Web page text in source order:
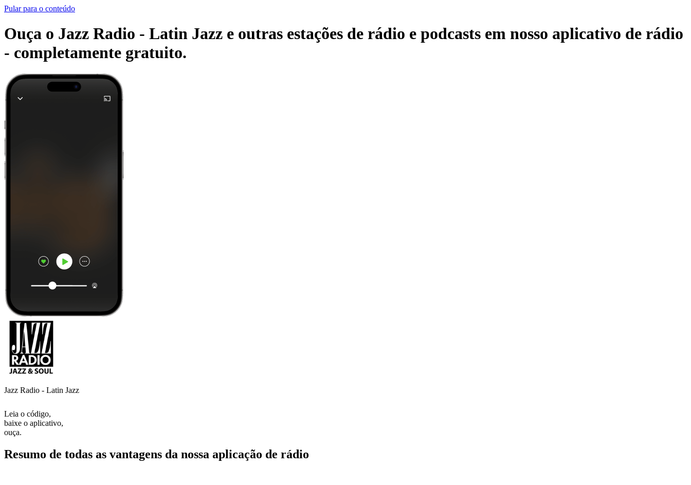
Pular para o conteúdo
Ouça o Jazz Radio - Latin Jazz e outras estações de rádio e podcasts em nosso aplicativo de rádio
- completamente gratuito.
Jazz Radio - Latin Jazz
Leia o código,
baixe o aplicativo,
ouça.
Resumo de todas as vantagens da nossa aplicação de rádio